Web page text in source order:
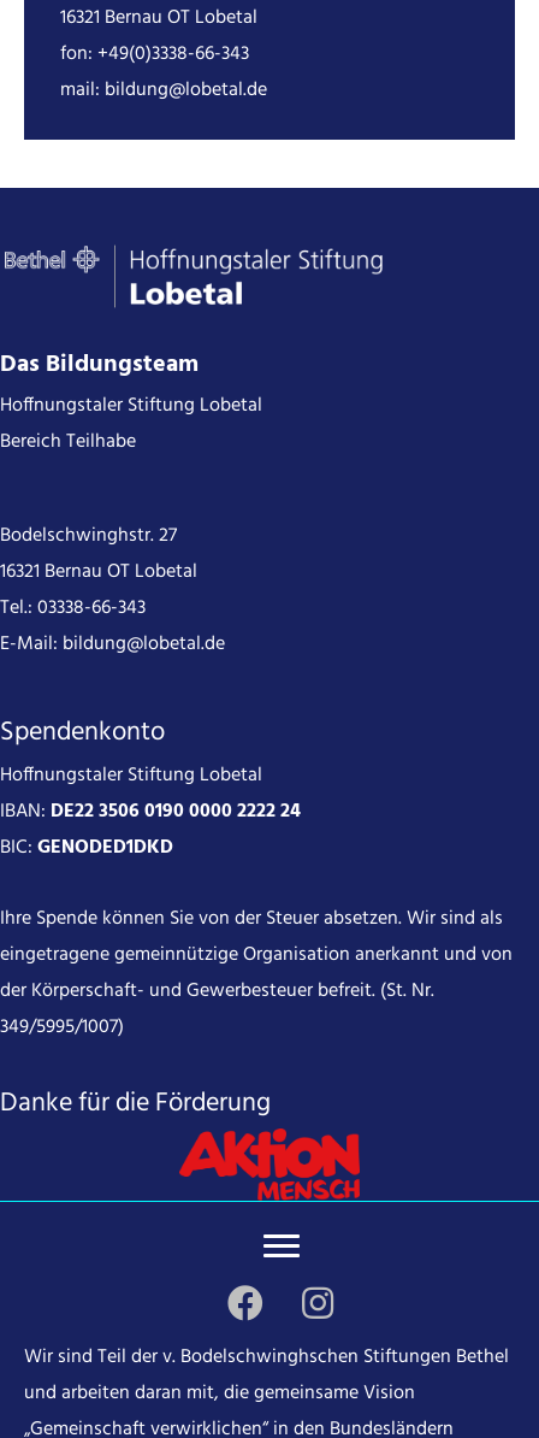
16321 Bernau OT Lobetal
fon: +49(0)3338-66-343
mail: bildung@lobetal.de
Das Bildungsteam
Hoffnungstaler Stiftung Lobetal
Bereich Teilhabe
Bodelschwinghstr. 27
16321 Bernau OT Lobetal
Tel.:03338-66-343
E-Mail: bildung@lobetal.de
Spendenkonto
Hoffnungstaler Stiftung Lobetal
IBAN: DE22 3506 0190 0000 2222 24
BIC:GENODED1DKD
Ihre Spende können Sie von der Steuer absetzen. Wir sind als
eingetragene gemeinnützige Organisation anerkannt und von
der Körperschaft- und Gewerbesteuer befreit. (St. Nr.
349/5995/1007)
Danke für die Förderung
Wir sind Teil der v. Bodelschwinghschen Stiftungen Bethel
und arbeiten daran mit, die gemeinsame Vision
„Gemeinschaft verwirklichen“ in den Bundesländern